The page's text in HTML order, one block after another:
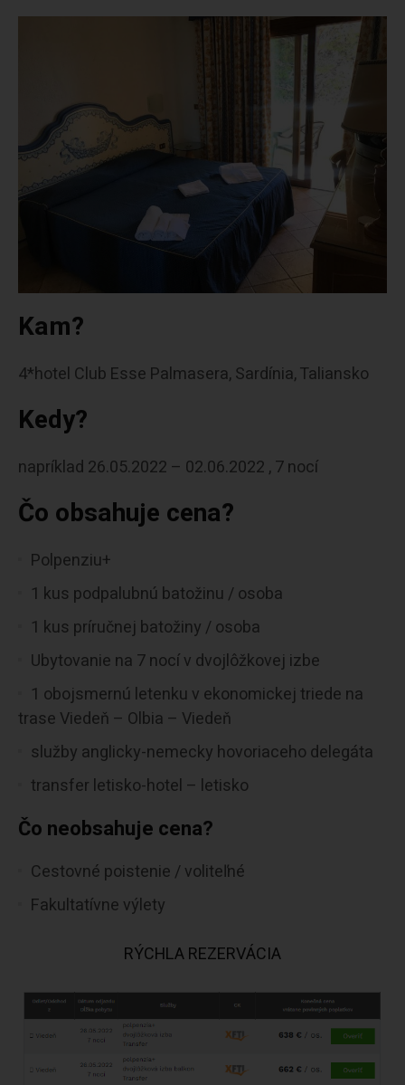
Kam?
4*hotel Club Esse Palmasera, Sardínia, Taliansko
Kedy?
napríklad 26.05.2022 – 02.06.2022 , 7 nocí
Čo obsahuje cena?
Polpenziu+
1 kus podpalubnú batožinu / osoba
1 kus príručnej batožiny / osoba
Ubytovanie na 7 nocí v dvojlôžkovej izbe
1 obojsmernú letenku v ekonomickej triede na
trase Viedeň – Olbia – Viedeň
služby anglicky-nemecky hovoriaceho delegáta
transfer letisko-hotel – letisko
Čo neobsahuje cena?
Cestovné poistenie / voliteľné
Fakultatívne výlety
RÝCHLA REZERVÁCIA